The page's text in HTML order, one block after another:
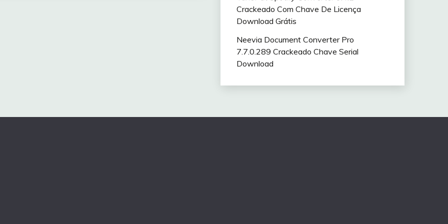
Crackeado Com Chave De Licença
Download Grátis
Neevia Document Converter Pro
7.7.0.289 Crackeado Chave Serial
Download